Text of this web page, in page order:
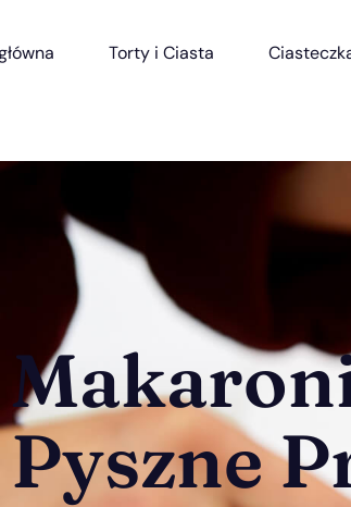
Torty i Ciasta
Pyszne